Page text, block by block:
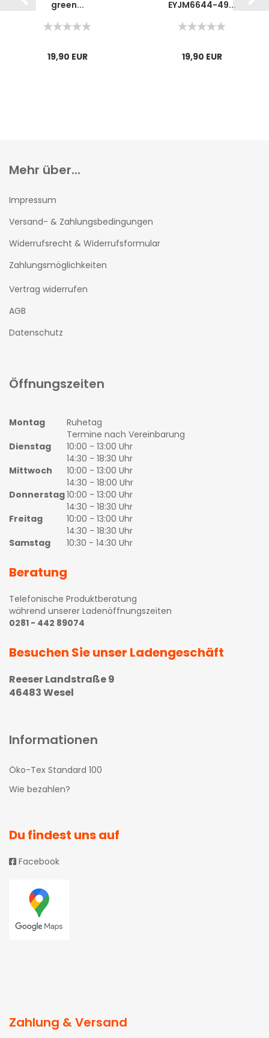
green...
19,90 EUR
EYJM6644-49...
19,90 EUR
Mehr über...
Impressum
Versand- & Zahlungsbedingungen
Widerrufsrecht & Widerrufsformular
Zahlungsmöglichkeiten
Vertrag widerrufen
AGB
Datenschutz
Öffnungszeiten
Montag
Ruhetag
Termine nach Vereinbarung
Dienstag
10:00 - 13:00 Uhr
14:30 - 18:30 Uhr
Mittwoch
10:00 - 13:00 Uhr
14:30 - 18:00 Uhr
Donnerstag10:00 - 13:00 Uhr
14:30 - 18:30 Uhr
Freitag
10:00 - 13:00 Uhr
14:30 - 18:30 Uhr
Samstag
10:30 - 14:30 Uhr
Beratung
Telefonische Produktberatung
während unserer Ladenöffnungszeiten
0281 - 442 89074
Besuchen Sie unser Ladengeschäft
Reeser Landstraße 9
46483 Wesel
Informationen
Öko-Tex Standard 100
Wie bezahlen?
Du findest uns auf
Facebook
Zahlung & Versand